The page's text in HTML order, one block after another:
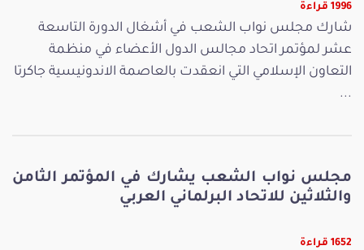
1996 قراءة
شارك مجلس نواب الشعب في أشغال الدورة التاسعة
عشر لمؤتمر اتحاد مجالس الدول الأعضاء في منظمة
التعاون الإسلامي التي انعقدت بالعاصمة الاندونيسية جاكرتا
...
مجلس نواب الشعب يشارك في المؤتمر الثامن
والثلاثين للاتحاد البرلماني العربي
1652 قراءة